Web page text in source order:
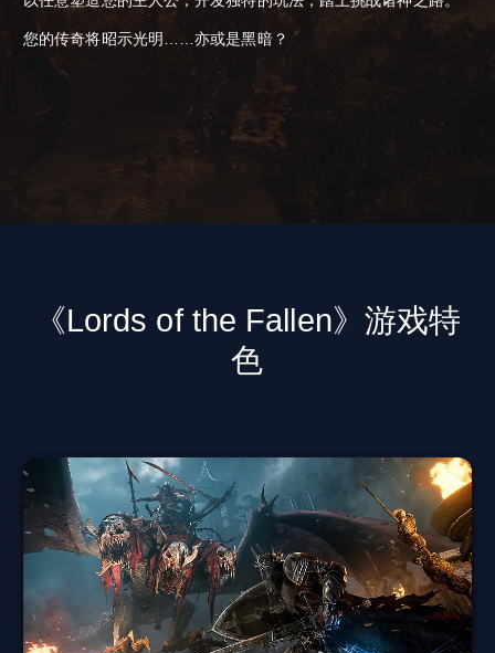
您的传奇将昭示光明……亦或是黑暗？
《Lords of the Fallen》游戏特
色